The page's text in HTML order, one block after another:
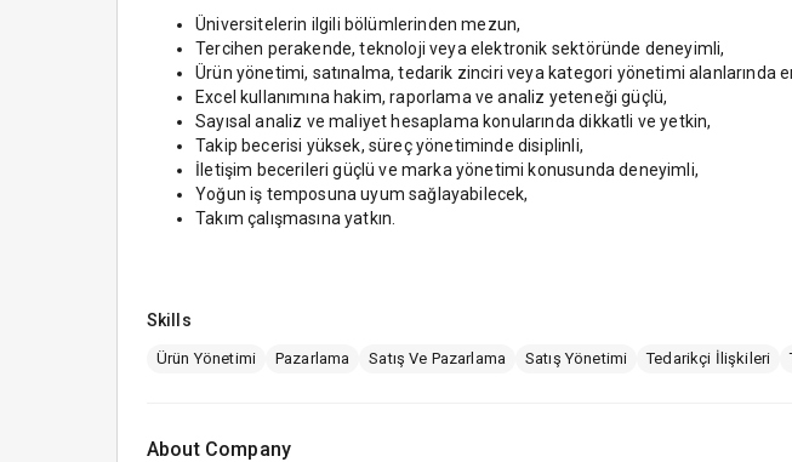
Üniversitelerin ilgili bölümlerinden mezun,
Tercihen perakende, teknoloji veya elektronik sektöründe deneyimli,
Ürün yönetimi, satınalma, tedarik zinciri veya kategori yönetimi alanlarında
Excel kullanımına hakim, raporlama ve analiz yeteneği güçlü,
Sayısal analiz ve maliyet hesaplama konularında dikkatli ve yetkin,
Takip becerisi yüksek, süreç yönetiminde disiplinli,
İletişim becerileri güçlü ve marka yönetimi konusunda deneyimli,
Yoğun iş temposuna uyum sağlayabilecek,
Takım çalışmasına yatkın.
Skills
Ürün Yönetimi Pazarlama Satış Ve Pazarlama Satış Yönetimi Tedarikçi İlişkileri
About Company